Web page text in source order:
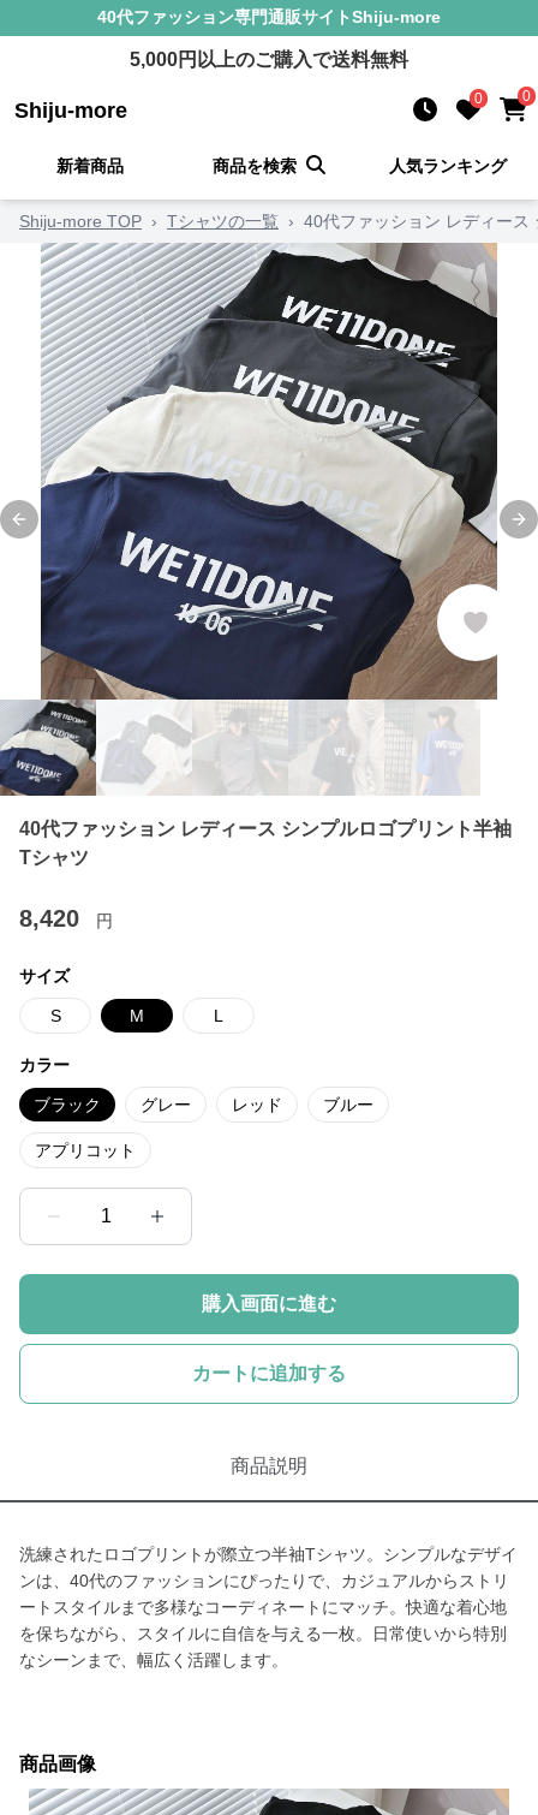
40代ファッション専門通販サイトShiju-more
5,000円以上のご購入で送料無料
Shiju-more 0 0
新着商品 商品を検索 人気ランキング
Shiju-more TOP › Tシャツの一覧 › 40代ファッション レディース
Previous slide
40代ファッション レディース シンプルロゴプリント半袖
Tシャツ
8,420 円
サイズ
S M L
カラー
ブラック グレー レッド ブルー
アプリコット
1
購入画面に進む
カートに追加する
商品説明
洗練されたロゴプリントが際立つ半袖Tシャツ。シンプルなデザイ
ンは、40代のファッションにぴったりで、カジュアルからストリ
ートスタイルまで多様なコーディネートにマッチ。快適な着心地
を保ちながら、スタイルに自信を与える一枚。日常使いから特別
なシーンまで、幅広く活躍します。
商品画像